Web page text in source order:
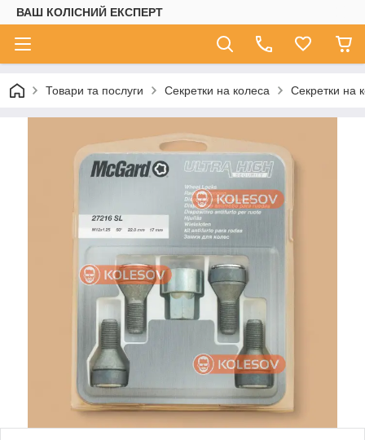
ВАШ КОЛІСНИЙ ЕКСПЕРТ
Товари та послуги Секретки на колеса Секретки на